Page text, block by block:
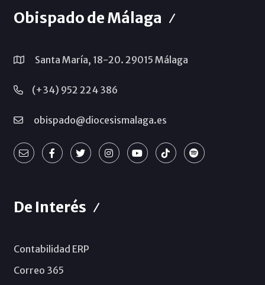
Obispado de Málaga
Santa María, 18-20. 29015 Málaga
(+34) 952 224 386
obispado@diocesismalaga.es
De Interés
Contabilidad ERP
Correo 365